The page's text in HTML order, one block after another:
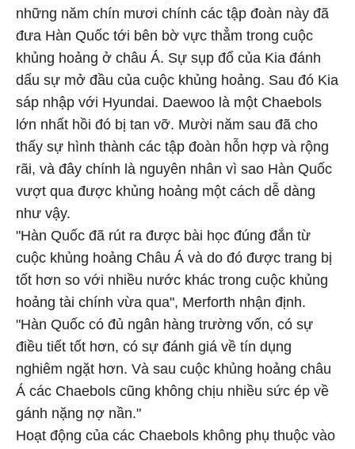
những năm chín mươi chính các tập đoàn này đã
đưa Hàn Quốc tới bên bờ vực thẳm trong cuộc
khủng hoảng ở châu Á. Sự sụp đổ của Kia đánh
dấu sự mở đầu của cuộc khủng hoảng. Sau đó Kia
sáp nhập với Hyundai. Daewoo là một Chaebols
lớn nhất hồi đó bị tan vỡ. Mười năm sau đã cho
thấy sự hình thành các tập đoàn hỗn hợp và rộng
rãi, và đây chính là nguyên nhân vì sao Hàn Quốc
vượt qua được khủng hoảng một cách dễ dàng
như vậy.
"Hàn Quốc đã rút ra được bài học đúng đắn từ
cuộc khủng hoảng Châu Á và do đó được trang bị
tốt hơn so với nhiều nước khác trong cuộc khủng
hoảng tài chính vừa qua", Merforth nhận định.
"Hàn Quốc có đủ ngân hàng trường vốn, có sự
điều tiết tốt hơn, có sự đánh giá về tín dụng
nghiêm ngặt hơn. Và sau cuộc khủng hoảng châu
Á các Chaebols cũng không chịu nhiều sức ép về
gánh nặng nợ nần."
Hoạt động của các Chaebols không phụ thuộc vào